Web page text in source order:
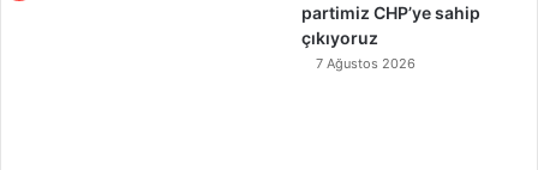
partimiz CHP’ye sahip
çıkıyoruz
7 Ağustos 2026